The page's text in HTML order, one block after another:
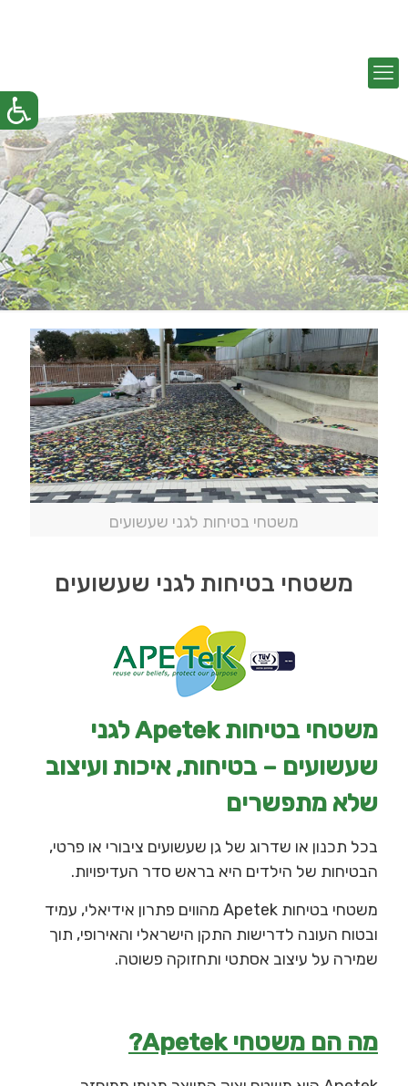
משטחי בטיחות לגני שעשועים
משטחי בטיחות לגני שעשועים
משטחי בטיחות Apetek לגני
שעשועים – בטיחות, איכות ועיצוב
שלא מתפשרים
בכל תכנון או שדרוג של גן שעשועים ציבורי או פרטי,
הבטיחות של הילדים היא בראש סדר העדיפויות.
משטחי בטיחות Apetek מהווים פתרון אידיאלי, עמיד
ובטוח העונה לדרישות התקן הישראלי והאירופי, תוך
שמירה על עיצוב אסתטי ותחזוקה פשוטה.
מה הם משטחי Apetek?